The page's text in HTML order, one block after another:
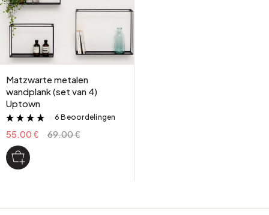
Matzwarte metalen
wandplank (set van 4)
Uptown
&
6 Beoordelingen
55.00 € 69.00 €